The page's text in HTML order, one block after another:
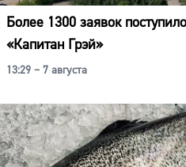
Более 1300 заявок
«Капитан Грэй»
13:29 – 7 августа